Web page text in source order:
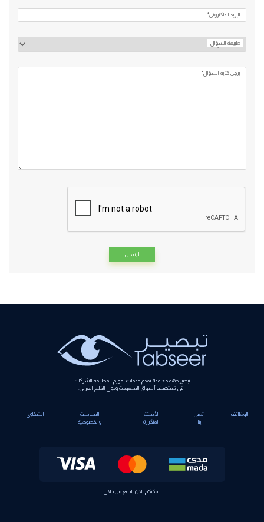
البريد الالكتروني*
طبيعة السؤال
يرجي كتابه السؤال*
تبصير جهة معتمدة تقدم خدمات تقويم المطابقة للشركات
التي تستهدف أسواق السعودية ودول الخليج العربي.
الوظائف
اتصل
الأسئلة
المتكررة
السياسية
والخصوصية
الشكاوي
يمكنكم الان الدفع من خلال